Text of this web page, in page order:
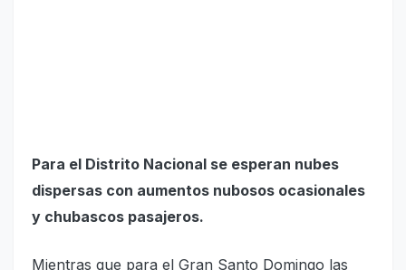
Para el Distrito Nacional se esperan nubes
dispersas con aumentos nubosos ocasionales
y chubascos pasajeros.
Mientras que para el Gran Santo Domingo las